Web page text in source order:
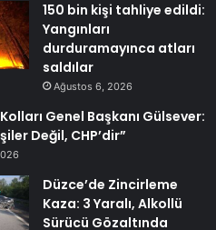
150 bin kişi tahliye edildi:
Yangınları
durduramayınca atları
saldılar
Ağustos 6, 2026
Kolları Genel Başkanı Gülsever:
Değil, CHP’dir”
Düzce’de Zincirleme
Kaza: 3 Yaralı, Alkollü
Sürücü Gözaltında